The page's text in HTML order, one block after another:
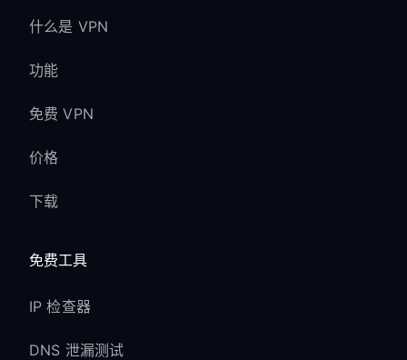
什么是 VPN
功能
免费 VPN
价格
下载
免费工具
IP 检查器
DNS 泄漏测试